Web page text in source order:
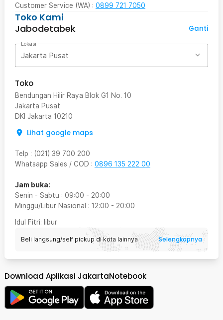
Customer Service (WA) : 0899 721 7050
Toko Kami
Jabodetabek
Ganti
Lokasi
Jakarta Pusat
Toko
Bendungan Hilir Raya Blok G1 No. 10
Jakarta Pusat
DKI Jakarta 10210
Lihat google maps
Telp : (021) 39 700 200
Whatsapp Sales / COD : 0896 135 222 00
Jam buka:
Senin - Sabtu : 09:00 - 20:00
Minggu/Libur Nasional : 12:00 - 20:00
Idul Fitri: libur
Beli langsung/self pickup di kota lainnya Selengkapnya
Download Aplikasi JakartaNotebook